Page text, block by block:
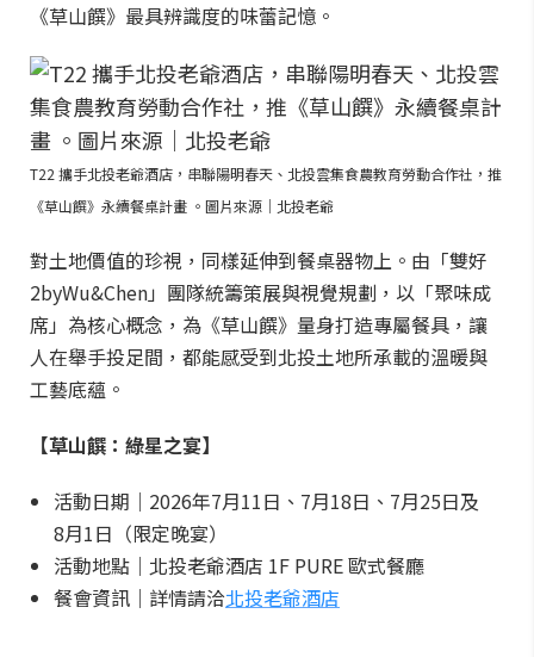
《草山饌》最具辨識度的味蕾記憶。
T22 攜手北投老爺酒店，串聯陽明春天、北投雲集食農教育勞動合作社，推
《草山饌》永續餐桌計畫 。圖片來源｜北投老爺
對土地價值的珍視，同樣延伸到餐桌器物上。由「雙好
2byWu&Chen」團隊統籌策展與視覺規劃，以「聚味成
席」為核心概念，為《草山饌》量身打造專屬餐具，讓
人在舉手投足間，都能感受到北投土地所承載的溫暖與
工藝底蘊。
【草山饌：綠星之宴】
活動日期｜2026年7月11日、7月18日、7月25日及
8月1日（限定晚宴）
活動地點｜北投老爺酒店 1F PURE 歐式餐廳
餐會資訊｜詳情請洽北投老爺酒店